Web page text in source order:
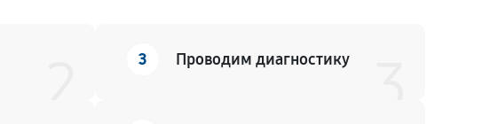
3 Проводим диагностику